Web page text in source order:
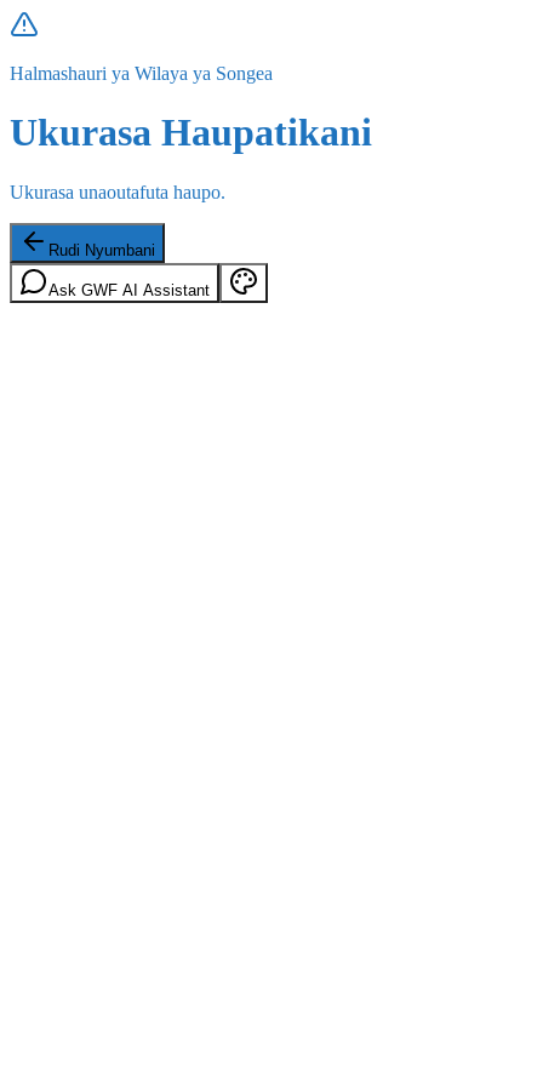
Halmashauri ya Wilaya ya Songea
Ukurasa Haupatikani
Ukurasa unaoutafuta haupo.
Rudi Nyumbani
Ask GWF AI Assistant